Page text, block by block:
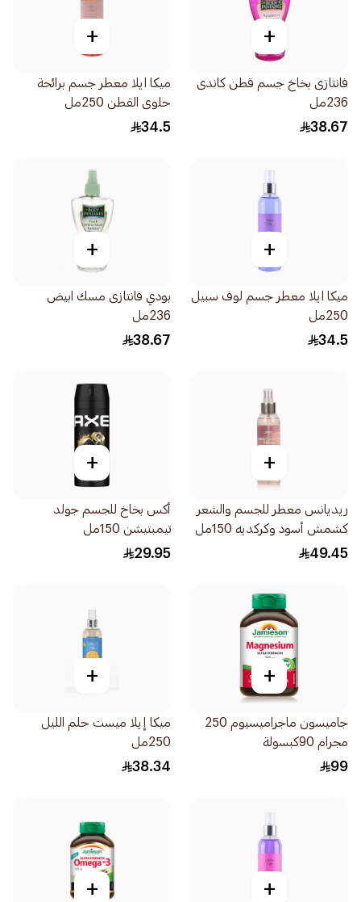
+
فانتازى بخاخ جسم قطن كاندى
236مل
38.67
+
ميكا ايلا معطر جسم برائحة
حلوى القطن 250مل
34.5
+
ميكا ايلا معطر جسم لوف سبيل
250مل
34.5
+
بودي فانتازى مسك ابيض
236مل
38.67
+
ريديانس معطر للجسم والشعر
كشمش أسود وكركديه 150مل
49.45
+
أكس بخاخ للجسم جولد
تيمبتيشن 150مل
29.95
+
جاميسون ماجراميسيوم 250
مجرام 90كبسولة
99
+
ميكا إيلا ميست حلم الليل
250مل
38.34
+
+